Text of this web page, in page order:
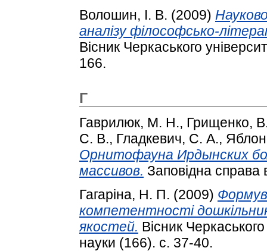
Волошин, І. В. (2009)
аналізу філософсько-
Вісник Черкаського
166.
Г
Гаврилюк, М. Н., Грищенко,
С. В., Гладкевич, С. А.,
Орнитофауна Ирдынских
массивов. Заповідна справа
Гагаріна, Н. П. (2009)
компетентності
якостей. Вісник
науки (166). с. 37-40.